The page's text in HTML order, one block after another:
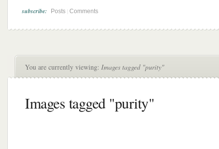
subscribe: Posts Comments
You are currently viewing: Images tagged "purity"
Images tagged "purity"